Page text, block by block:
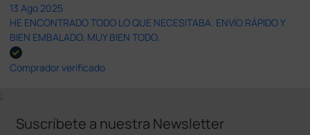
13 Ago 2025
HE ENCONTRADO TODO LO QUE NECESITABA. ENVÍO RÁPIDO Y
BIEN EMBALADO. MUY BIEN TODO.
Comprador verificado
;
Suscríbete a nuestra Newsletter